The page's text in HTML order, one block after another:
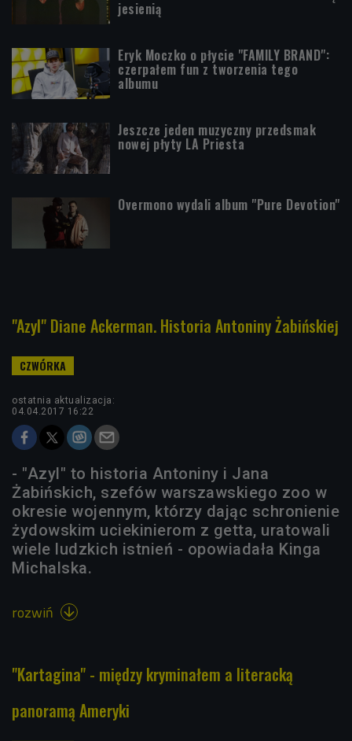
jesienią
Eryk Moczko o płycie "FAMILY BRAND":
czerpałem fun z tworzenia tego
albumu
Jeszcze jeden muzyczny przedsmak
nowej płyty LA Priesta
Overmono wydali album "Pure Devotion"
"Azyl" Diane Ackerman. Historia Antoniny Żabińskiej
ostatnia aktualizacja:
04.04.2017 16:22
- "Azyl" to historia Antoniny i Jana
Żabińskich, szefów warszawskiego zoo w
okresie wojennym, którzy dając schronienie
żydowskim uciekinierom z getta, uratowali
wiele ludzkich istnień - opowiadała Kinga
Michalska.
rozwiń 
"Kartagina" - między kryminałem a literacką
panoramą Ameryki